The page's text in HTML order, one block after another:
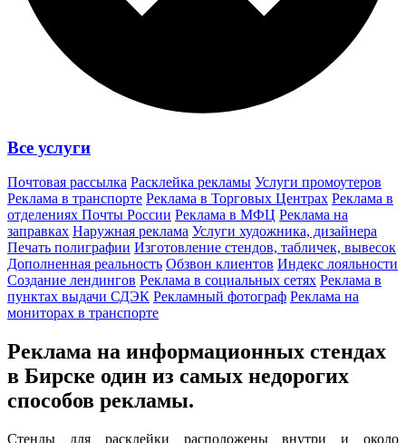
Все услуги
Почтовая рассылка Расклейка рекламы Услуги промоутеров
Реклама в транспорте Реклама в Торговых Центрах Реклама в
отделениях Почты России Реклама в МФЦ Реклама на
заправках Наружная реклама Услуги художника, дизайнера
Печать полиграфии Изготовление стендов, табличек, вывесок
Дополненная реальность Обзвон клиентов Индекс лояльности
Создание лендингов Реклама в социальных сетях Реклама в
пунктах выдачи СДЭК Рекламный фотограф Реклама на
мониторах в транспорте
Реклама на информационных стендах
в Бирске один из самых недорогих
способов рекламы.
Стенды для расклейки расположены внутри и около